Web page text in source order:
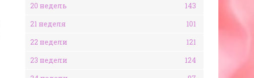
20 недель
143
21 неделя
101
22 недели
121
23 недели
124